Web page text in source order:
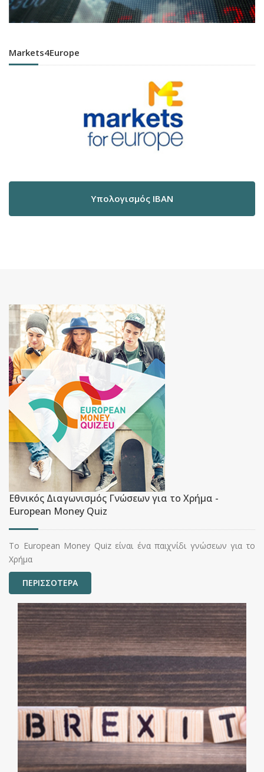
Markets4Europe
Υπολογισμός IBAN
Εθνικός Διαγωνισμός Γνώσεων για το Χρήμα -
European Money Quiz
Το European Money Quiz είναι ένα παιχνίδι γνώσεων για το
Χρήμα
ΠΕΡΙΣΣΟΤΕΡΑ